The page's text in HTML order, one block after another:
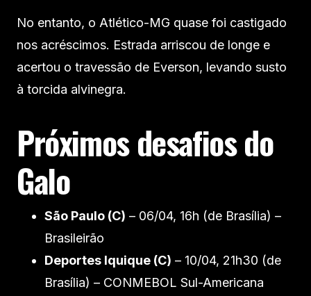
No entanto, o Atlético-MG quase foi castigado
nos acréscimos. Estrada arriscou de longe e
acertou o travessão de Everson, levando susto
à torcida alvinegra.
Próximos desafios do
Galo
São Paulo (C) – 06/04, 16h (de Brasília) –
Brasileirão
Deportes Iquique (C) – 10/04, 21h30 (de
Brasília) – CONMEBOL Sul-Americana